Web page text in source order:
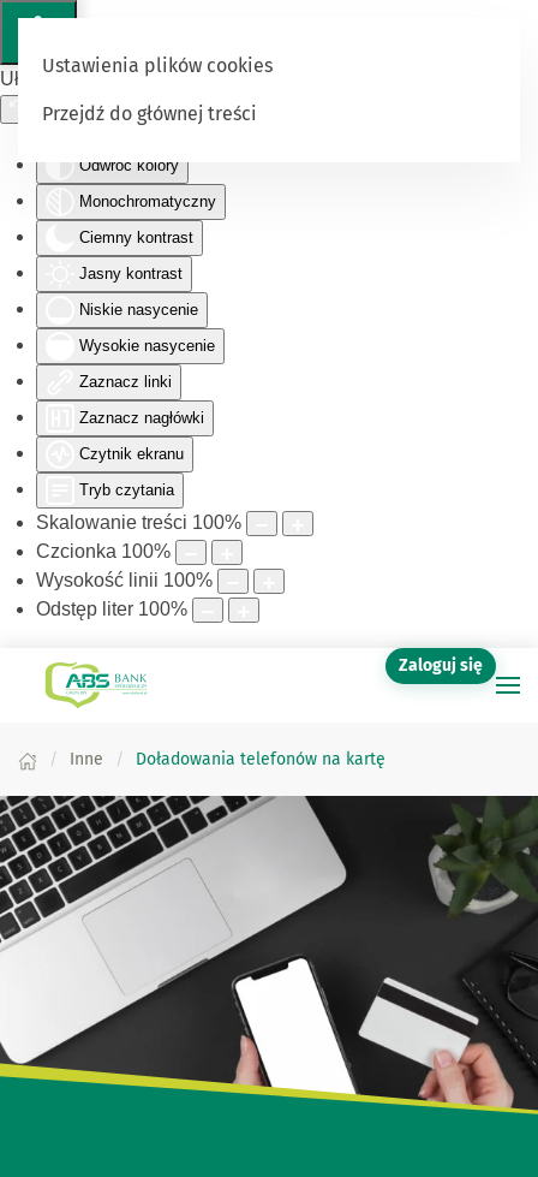
Ułatwienia dostępu
Odwróć kolory
Monochromatyczny
Ciemny kontrast
Jasny kontrast
Niskie nasycenie
Wysokie nasycenie
Zaznacz linki
Zaznacz nagłówki
Czytnik ekranu
Tryb czytania
Skalowanie treści 100%
Czcionka 100%
Wysokość linii 100%
Odstęp liter 100%
Ustawienia plików cookies
Przejdź do głównej treści
Zaloguj się
Inne Doładowania telefonów na kartę